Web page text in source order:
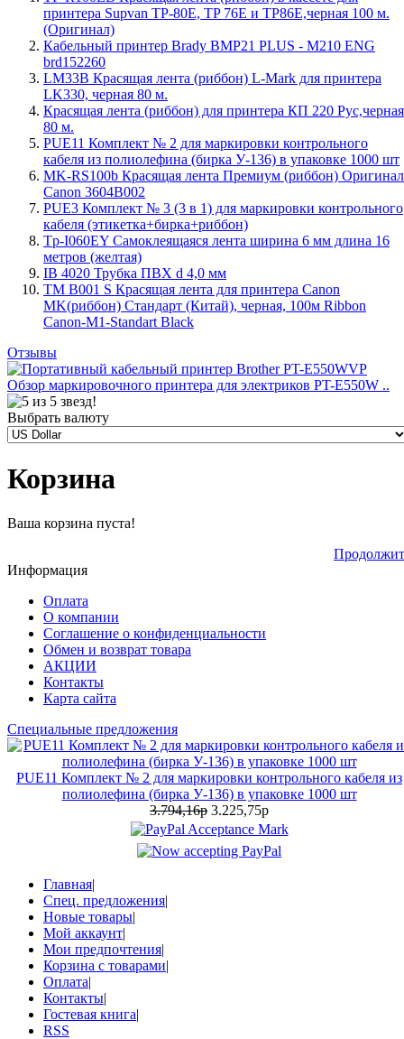
принтера Supvan TP-80E, TP 76E и TP86E,черная 100 м.
(Оригинал)
Кабельный принтер Brady BMP21 PLUS - M210 ENG
brd152260
LM33B Красящая лента (риббон) L-Mark для принтера
LK330, черная 80 м.
Красящая лента (риббон) для принтера КП 220 Рус,черная
80 м.
PUE11 Комплект № 2 для маркировки контрольного
кабеля из полиолефина (бирка У-136) в упаковке 1000 шт
MK-RS100b Красящая лента Премиум (риббон) Оригинал
Canon 3604B002
PUE3 Комплект № 3 (3 в 1) для маркировки контрольного
кабеля (этикетка+бирка+риббон)
Tp-I060EY Самоклеящаяся лента ширина 6 мм длина 16
метров (желтая)
IB 4020 Трубка ПВХ d 4,0 мм
TM B001 S Красящая лента для принтера Canon
MK(риббон) Стандарт (Китай), черная, 100м Ribbon
Canon-M1-Standart Black
Отзывы
Обзор маркировочного принтера для электриков PT-E550W ..
Выбрать валюту
Корзина
Ваша корзина пуста!
Информация
Оплата
О компании
Соглашение о конфиденциальности
Обмен и возврат товара
АКЦИИ
Контакты
Карта сайта
Специальные предложения
PUE11 Комплект № 2 для маркировки контрольного кабеля из
полиолефина (бирка У-136) в упаковке 1000 шт
3.794,16р 3.225,75р
Главная|
Спец. предложения|
Новые товары|
Мой аккаунт|
Мои предпочтения|
Корзина с товарами|
Оплата|
Контакты|
Гостевая книга|
RSS